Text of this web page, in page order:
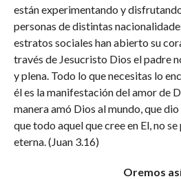
están experimentando y
personas de distintas
estratos sociales han abierto su
través de Jesucristo Dios el padre
y plena. Todo lo que necesitas lo
él es la manifestación del amor de
manera amó Dios al mundo, que
que todo aquel que cree en El, no
eterna. (Juan 3.16)
Oremos